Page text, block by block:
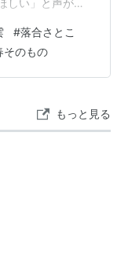
しさ、そして
した。同時に
まう部分も。あ
のが本当に難し
っても…
#落合さとこ
そのもの
もっと見る